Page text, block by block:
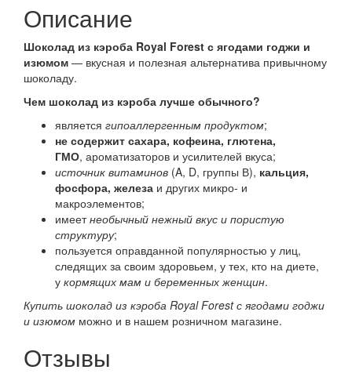
Описание
Шоколад из кэроба Royal Forest с ягодами годжи и
изюмом — вкусная и полезная альтернатива привычному
шоколаду.
Чем шоколад из кэроба лучше обычного?
является гипоаллергенным продуктом;
не содержит сахара, кофеина, глютена,
ГМО, ароматизаторов и усилителей вкуса;
источник витаминов (A, D, группы В), кальция,
фосфора, железа и других микро- и
макроэлементов;
имеетнеобычный нежный вкус и пористую
структуру;
пользуется оправданной популярностью у лиц,
следящих за своим здоровьем, у тех, кто на диете,
у кормящих мам и беременных женщин.
Купить шоколад из кэроба Royal Forest с ягодами годжи
и изюмом можно и в нашем розничном магазине.
Отзывы